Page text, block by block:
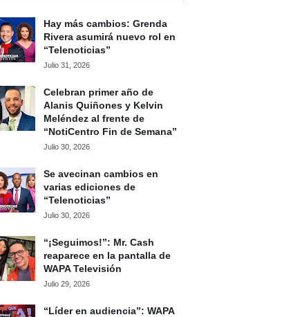
Hay más cambios: Grenda
Rivera asumirá nuevo rol en
“Telenoticias”
Julio 31, 2026
Celebran primer año de
Alanis Quiñones y Kelvin
Meléndez al frente de
“NotiCentro Fin de Semana”
Julio 30, 2026
Se avecinan cambios en
varias ediciones de
“Telenoticias”
Julio 30, 2026
“¡Seguimos!”: Mr. Cash
reaparece en la pantalla de
WAPA Televisión
Julio 29, 2026
“Líder en audiencia”: WAPA